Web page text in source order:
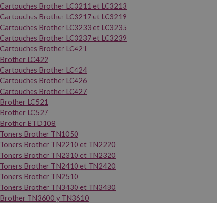
Cartouches Brother LC3211 et LC3213
Cartouches Brother LC3217 et LC3219
Cartouches Brother LC3233 et LC3235
Cartouches Brother LC3237 et LC3239
Cartouches Brother LC421
Brother LC422
Cartouches Brother LC424
Cartouches Brother LC426
Cartouches Brother LC427
Brother LC521
Brother LC527
Brother BTD108
Toners Brother TN1050
Toners Brother TN2210 et TN2220
Toners Brother TN2310 et TN2320
Toners Brother TN2410 et TN2420
Toners Brother TN2510
Toners Brother TN3430 et TN3480
Brother TN3600 y TN3610